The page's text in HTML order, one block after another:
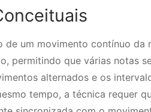
de um movimento contínuo da
permitindo que várias notas
alternados e os
tempo, a técnica requer